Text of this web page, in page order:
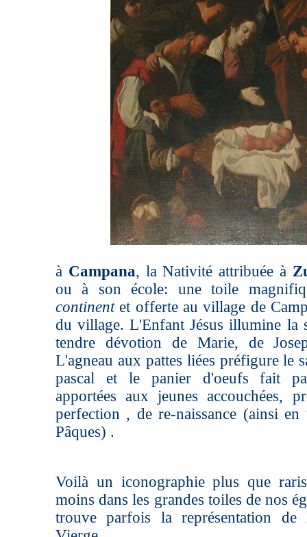
à Campana, la Nativité attribuée à
ou à son école: une toile
continentet offerte au village de
du village. L'Enfant Jésus illumine la
tendre dévotion de Marie, de
L'agneau aux pattes liées préfigure le
pascal et le panier d'oeufs fait
apportées aux jeunes accouchées,
perfection , de re-naissance (ainsi
Pâques) .
Voilà un iconographie plus que
moins dans les grandes toiles de nos
trouve parfois la représentation de